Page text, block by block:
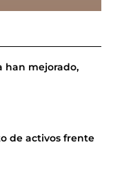
han mejorado,
de activos frente